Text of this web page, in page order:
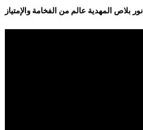
نور بلاص المهدية عالم من الفخامة والإمتياز